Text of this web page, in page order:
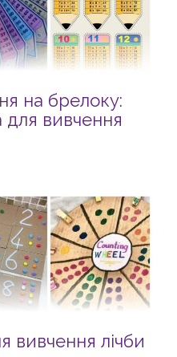
на брелоку:
вивчення
вивчення лічби